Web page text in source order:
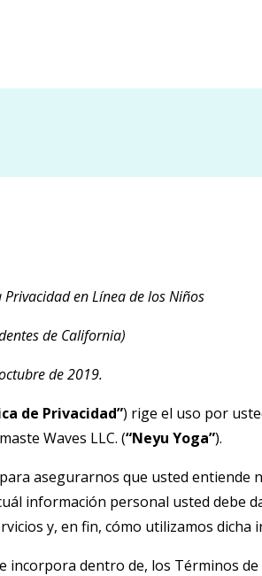
en Línea de los Niños
de California)
de 2019.
de Privacidad”) rige el uso por
Waves LLC. (“Neyu Yoga”).
asegurarnos que usted entiende
información personal usted debe
y, en fin, cómo utilizamos dicha
incorpora dentro de, los Términos